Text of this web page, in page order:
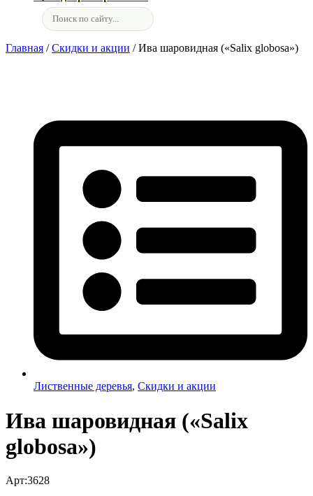
Главная /Скидки и акции / Ива шаровидная («Salix globosa»)
Лиственные деревья, Скидки и акции
Ива шаровидная («Salix
globosa»)
Арт:3628